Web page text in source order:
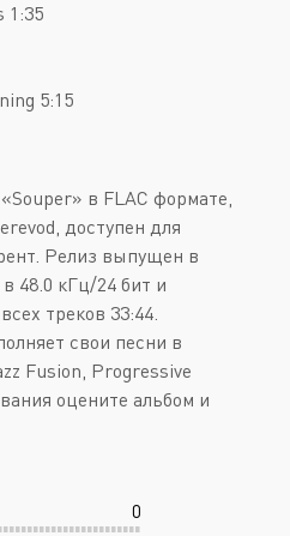
1:35
5:15
в FLAC формате,
доступен для
Релиз выпущен в
48.0 кГц/24 бит и
треков 33:44.
свои песни в
Fusion, Progressive
оцените альбом и
0